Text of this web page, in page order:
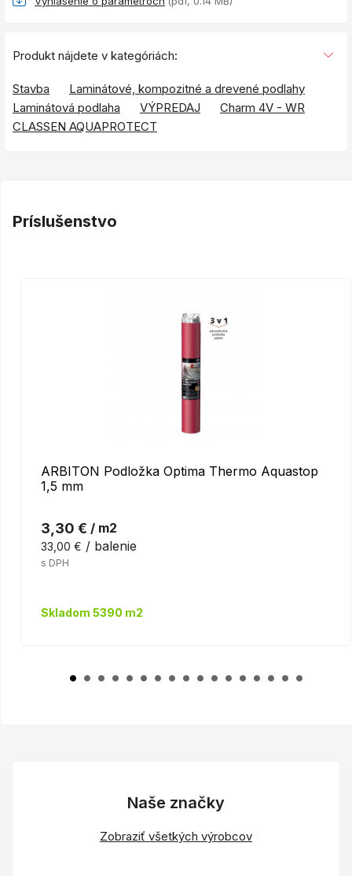
Produkt nájdete v kategóriách:
Stavba
Laminátové, kompozitné a drevené podlahy
Laminátová podlaha
VÝPREDAJ
Charm 4V - WR
CLASSEN AQUAPROTECT
Príslušenstvo
ARBITON Podložka Optima Thermo Aquastop
1,5 mm
3,30 € / m2
33,00 € / balenie
s DPH
Skladom 5390 m2
Naše značky
Zobraziť všetkých výrobcov